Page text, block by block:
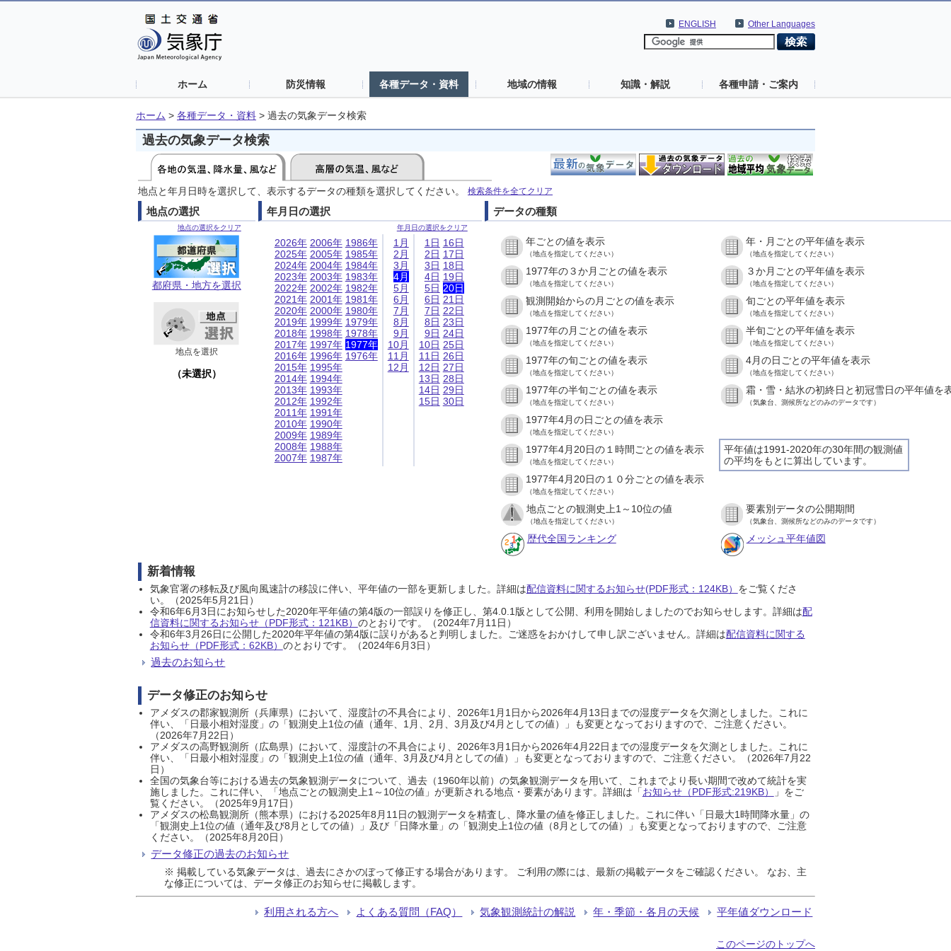
Other Languages
ENGLISH
ホーム 防災情報 各種データ・資料 地域の情報 知識・解説 各種申請・ご案内
ホーム > 各種データ・資料 > 過去の気象データ検索
過去の気象データ検索
地点と年月日時を選択して、表示するデータの種類を選択してください。 検索条件を全てクリア
地点の選択
地点の選択をクリア
都府県・地方を選択
地点を選択
（未選択）
年月日の選択
年月日の選択をクリア
2026年
2025年
2024年
2023年
2022年
2021年
2020年
2019年
2018年
2017年
2016年
2015年
2014年
2013年
2012年
2011年
2010年
2009年
2008年
2007年
2006年
2005年
2004年
2003年
2002年
2001年
2000年
1999年
1998年
1997年
1996年
1995年
1994年
1993年
1992年
1991年
1990年
1989年
1988年
1987年
1986年
1985年
1984年
1983年
1982年
1981年
1980年
1979年
1978年
1977年
1976年
1月
2月
3月
4月
5月
6月
7月
8月
9月
10月
11月
12月
1日
2日
3日
4日
5日
6日
7日
8日
9日
10日
11日
12日
13日
14日
15日
16日
17日
18日
19日
20日
21日
22日
23日
24日
25日
26日
27日
28日
29日
30日
データの種類
年ごとの値を表示
（地点を指定してください）
年・月ごとの平年値を表示
（地点を指定してください）
1977年の３か月ごとの値を表示
（地点を指定してください）
３か月ごとの平年値を表示
（地点を指定してください）
観測開始からの月ごとの値を表示
（地点を指定してください）
旬ごとの平年値を表示
（地点を指定してください）
1977年の月ごとの値を表示
（地点を指定してください）
半旬ごとの平年値を表示
（地点を指定してください）
1977年の旬ごとの値を表示
（地点を指定してください）
4月の日ごとの平年値を表示
（地点を指定してください）
1977年の半旬ごとの値を表示
（地点を指定してください）
霜・雪・結氷の初終日と初冠雪日の平年値を
（気象台、測候所などのみのデータです）
1977年4月の日ごとの値を表示
（地点を指定してください）
平年値は1991-2020年の30年間の観測値
の平均をもとに算出しています。
1977年4月20日の１時間ごとの値を表示
（地点を指定してください）
1977年4月20日の１０分ごとの値を表示
（地点を指定してください）
地点ごとの観測史上1～10位の値
（地点を指定してください）
要素別データの公開期間
（気象台、測候所などのみのデータです）
歴代全国ランキング メッシュ平年値図
新着情報
気象官署の移転及び風向風速計の移設に伴い、平年値の一部を更新しました。詳細は配信資料に関するお知らせ(PDF形式：124KB） をご覧くださ
い。（2025年5月21日）
令和6年6月3日にお知らせした2020年平年値の第4版の一部誤りを修正し、第4.0.1版として公開、利用を開始しましたのでお知らせします。詳細は配
信資料に関するお知らせ（PDF形式：121KB） のとおりです。（2024年7月11日）
令和6年3月26日に公開した2020年平年値の第4版に誤りがあると判明しました。ご迷惑をおかけして申し訳ございません。詳細は配信資料に関する
お知らせ（PDF形式：62KB） のとおりです。（2024年6月3日）
過去のお知らせ
データ修正のお知らせ
アメダスの郡家観測所（兵庫県）において、湿度計の不具合により、2026年1月1日から2026年4月13日までの湿度データを欠測としました。これに
伴い、「日最小相対湿度」の「観測史上1位の値（通年、1月、2月、3月及び4月としての値）」も変更となっておりますので、ご注意ください。
（2026年7月22日）
アメダスの高野観測所（広島県）において、湿度計の不具合により、2026年3月1日から2026年4月22日までの湿度データを欠測としました。これに
伴い、「日最小相対湿度」の「観測史上1位の値（通年、3月及び4月としての値）」も変更となっておりますので、ご注意ください。（2026年7月22
日）
全国の気象台等における過去の気象観測データについて、過去（1960年以前）の気象観測データを用いて、これまでより長い期間で改めて統計を実
施しました。これに伴い、「地点ごとの観測史上1～10位の値」が更新される地点・要素があります。詳細は「お知らせ（PDF形式:219KB）
」をご
覧ください。（2025年9月17日）
アメダスの松島観測所（熊本県）における2025年8月11日の観測データを精査し、降水量の値を修正しました。これに伴い「日最大1時間降水量」の
「観測史上1位の値（通年及び8月としての値）」及び「日降水量」の「観測史上1位の値（8月としての値）」も変更となっておりますので、ご注意
ください。（2025年8月20日）
データ修正の過去のお知らせ
※ 掲載している気象データは、過去にさかのぼって修正する場合があります。 ご利用の際には、最新の掲載データをご確認ください。 なお、主
な修正については、データ修正のお知らせに掲載します。
利用される方へ よくある質問（FAQ） 気象観測統計の解説 年・季節・各月の天候 平年値ダウンロード
このページのトップへ